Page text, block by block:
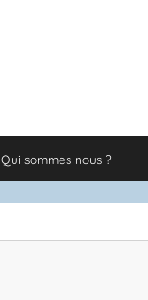
Qui sommes nous ?